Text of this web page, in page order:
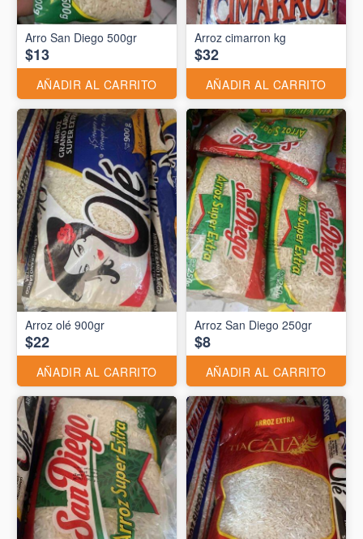
Arro San Diego 500gr
$13
AÑADIR AL CARRITO
Arroz cimarron kg
$32
AÑADIR AL CARRITO
Arroz olé 900gr
$22
AÑADIR AL CARRITO
Arroz San Diego 250gr
$8
AÑADIR AL CARRITO